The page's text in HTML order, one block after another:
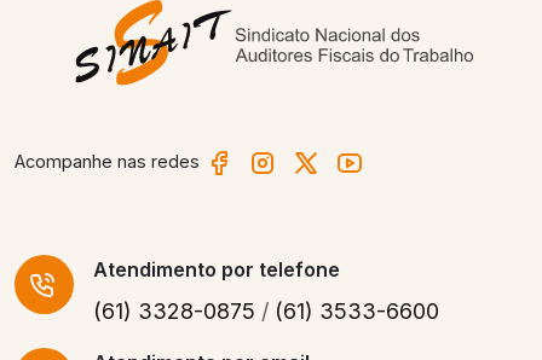
Acompanhe nas redes
Atendimento por telefone
(61) 3328-0875 / (61) 3533-6600